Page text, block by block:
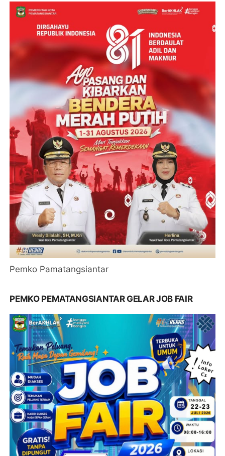
Pemko Pamatangsiantar
PEMKO PEMATANGSIANTAR GELAR JOB FAIR